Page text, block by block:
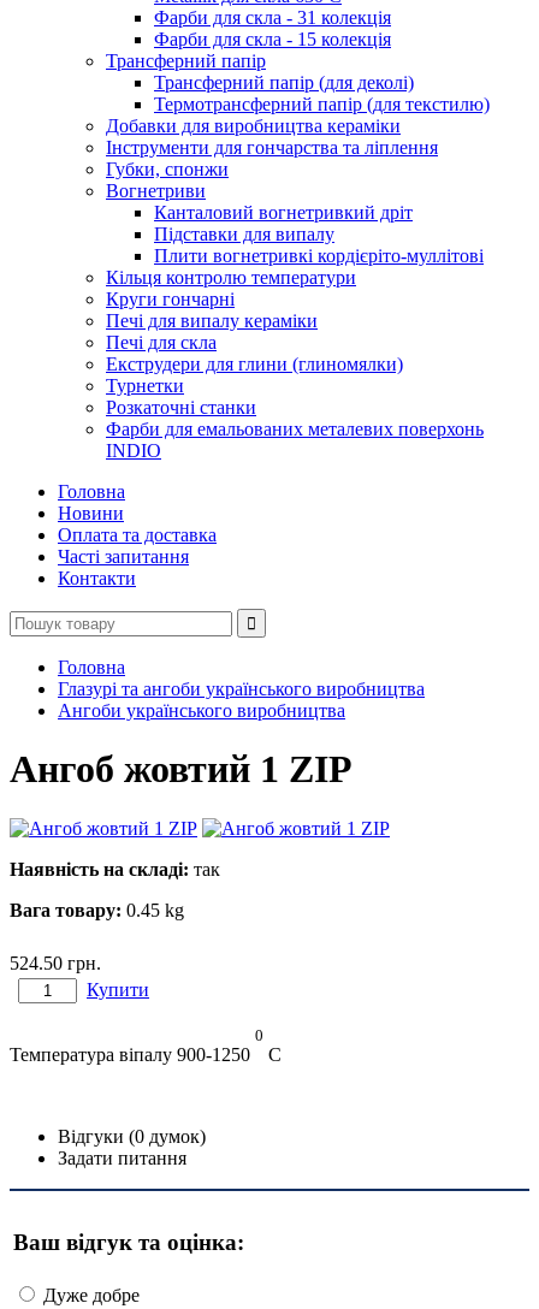
Фарби для скла - 31 колекція
Фарби для скла - 15 колекція
Трансферний папір
Трансферний папір (для деколі)
Термотрансферний папір (для текстилю)
Добавки для виробництва кераміки
Інструменти для гончарства та ліплення
Губки, спонжи
Вогнетриви
Канталовий вогнетривкий дріт
Підставки для випалу
Плити вогнетривкі кордієріто-муллітові
Кільця контролю температури
Круги гончарні
Печі для випалу кераміки
Печі для скла
Екструдери для глини (глиномялки)
Турнетки
Розкаточні станки
Фарби для емальованих металевих поверхонь
INDIO
Головна
Новини
Оплата та доставка
Часті запитання
Контакти
Головна
Глазурі та ангоби українського виробництва
Ангоби українського виробництва
Ангоб жовтий 1 ZIP
Наявність на складі: так
Вага товару: 0.45 kg
524.50 грн.
Купити
Температура віпалу 900-1250
0
С
Відгуки (0 думок)
Задати питання
Ваш відгук та оцінка:
Дуже добре